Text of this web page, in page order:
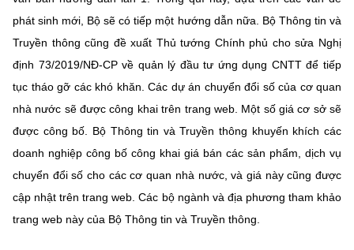
phát sinh mới, Bộ sẽ có tiếp một hướng dẫn nữa. Bộ Thông tin và
Truyền thông cũng đề xuất Thủ tướng Chính phủ cho sửa Nghị
định 73/2019/NĐ-CP về quản lý đầu tư ứng dụng CNTT để tiếp
tục tháo gỡ các khó khăn. Các dự án chuyển đổi số của cơ quan
nhà nước sẽ được công khai trên trang web. Một số giá cơ sở sẽ
được công bố. Bộ Thông tin và Truyền thông khuyến khích các
doanh nghiệp công bố công khai giá bán các sản phẩm, dịch vụ
chuyển đổi số cho các cơ quan nhà nước, và giá này cũng được
cập nhật trên trang web. Các bộ ngành và địa phương tham khảo
trang web này của Bộ Thông tin và Truyền thông.